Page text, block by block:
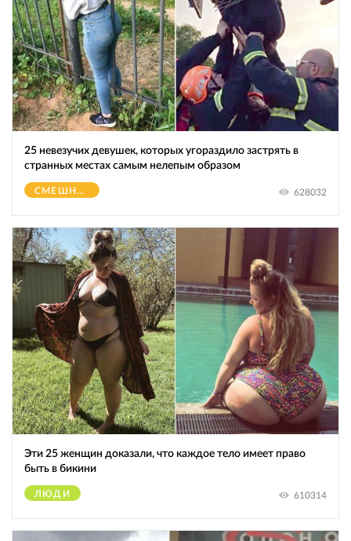
25 невезучих девушек, которых угораздило застрять в
странных местах самым нелепым образом
СМЕШНОЕ 628032
Эти 25 женщин доказали, что каждое тело имеет право
быть в бикини
ЛЮДИ 610314